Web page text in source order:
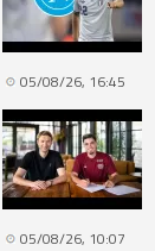
05/08/26, 16:45
05/08/26, 10:07